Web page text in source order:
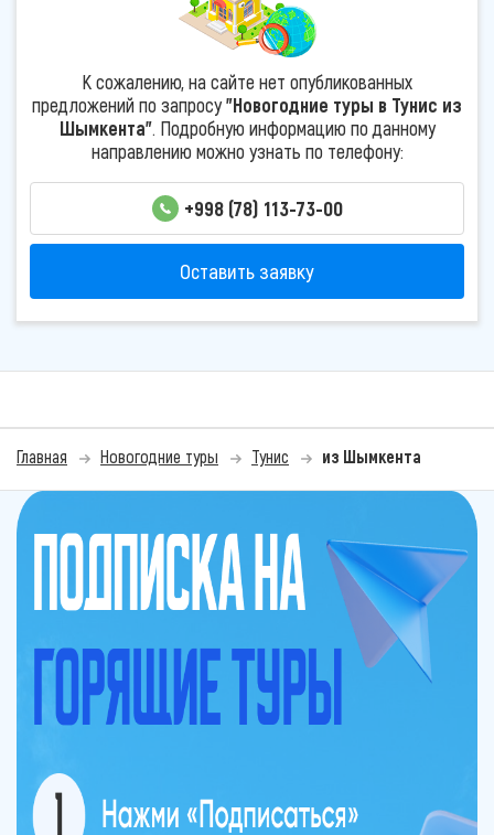
К сожалению, на сайте нет опубликованных
предложений по запросу"Новогодние туры в Тунис из
Шымкента". Подробную информацию по данному
направлению можно узнать по телефону:
+998 (78) 113-73-00
Оставить заявку
Главная Новогодние туры Тунис из Шымкента